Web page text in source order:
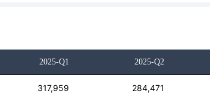
2025-Q1 2025-Q2
317,959 284,471